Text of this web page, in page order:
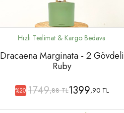
Dracaena Marginata - 2 Gövdeli
Ruby
%20 1749,88 TL1399,90 TL